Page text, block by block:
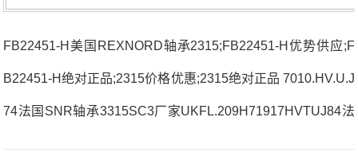
FB22451-H美国REXNORD轴承2315;FB22451-H优势供应;F
B22451-H绝对正品;2315价格优惠;2315绝对正品 7010.HV.U.J
74法国SNR轴承3315SC3厂家UKFL.209H71917HVTUJ84法